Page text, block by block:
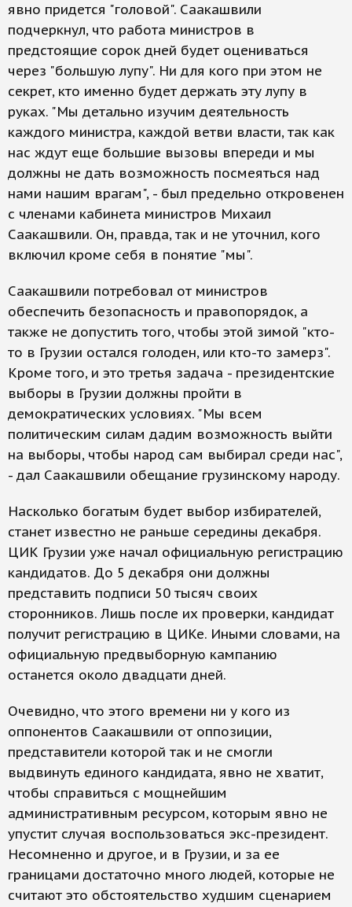
явно придется "головой". Саакашвили
подчеркнул, что работа министров в
предстоящие сорок дней будет оцениваться
через "большую лупу". Ни для кого при этом не
секрет, кто именно будет держать эту лупу в
руках. "Мы детально изучим деятельность
каждого министра, каждой ветви власти, так как
нас ждут еще большие вызовы впереди и мы
должны не дать возможность посмеяться над
нами нашим врагам", - был предельно откровенен
с членами кабинета министров Михаил
Саакашвили. Он, правда, так и не уточнил, кого
включил кроме себя в понятие "мы".
Саакашвили потребовал от министров
обеспечить безопасность и правопорядок, а
также не допустить того, чтобы этой зимой "кто-
то в Грузии остался голоден, или кто-то замерз".
Кроме того, и это третья задача - президентские
выборы в Грузии должны пройти в
демократических условиях. "Мы всем
политическим силам дадим возможность выйти
на выборы, чтобы народ сам выбирал среди нас",
- дал Саакашвили обещание грузинскому народу.
Насколько богатым будет выбор избирателей,
станет известно не раньше середины декабря.
ЦИК Грузии уже начал официальную регистрацию
кандидатов. До 5 декабря они должны
представить подписи 50 тысяч своих
сторонников. Лишь после их проверки, кандидат
получит регистрацию в ЦИКе. Иными словами, на
официальную предвыборную кампанию
останется около двадцати дней.
Очевидно, что этого времени ни у кого из
оппонентов Саакашвили от оппозиции,
представители которой так и не смогли
выдвинуть единого кандидата, явно не хватит,
чтобы справиться с мощнейшим
административным ресурсом, которым явно не
упустит случая воспользоваться экс-президент.
Несомненно и другое, и в Грузии, и за ее
границами достаточно много людей, которые не
считают это обстоятельство худшим сценарием